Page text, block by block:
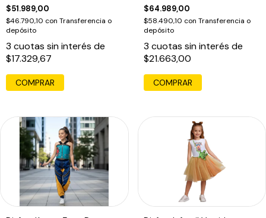
$51.989,00
$46.790,10 con Transferencia o
depósito
3 cuotas sin interés de
$17.329,67
$64.989,00
$58.490,10 con Transferencia o
depósito
3 cuotas sin interés de
$21.663,00
COMPRAR